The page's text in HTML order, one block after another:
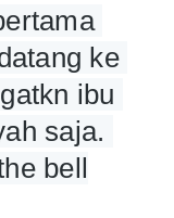
ke
ibu
saja.
bell